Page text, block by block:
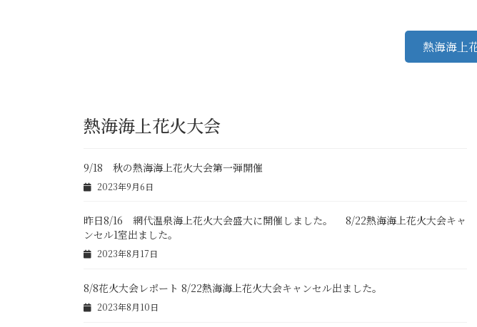
熱海海上
熱海海上花火大会
9/18 秋の熱海海上花火大会第一弾開催
2023年9月6日
昨日8/16 網代温泉海上花火大会盛大に開催しました。 8/22熱海海上花火大会キャ
ンセル1室出ました。
2023年8月17日
8/8花火大会レポート 8/22熱海海上花火大会キャンセル出ました。
2023年8月10日